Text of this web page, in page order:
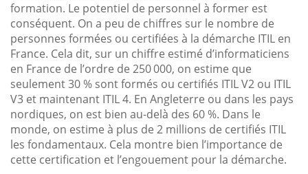
formation. Le potentiel de personnel à former est
conséquent. On a peu de chiffres sur le nombre de
personnes formées ou certifiées à la démarche ITIL en
France. Cela dit, sur un chiffre estimé d’informaticiens
en France de l’ordre de 250 000, on estime que
seulement 30 % sont formés ou certifiés ITIL V2 ou ITIL
V3 et maintenant ITIL 4. En Angleterre ou dans les pays
nordiques, on est bien au-delà des 60 %. Dans le
monde, on estime à plus de 2 millions de certifiés ITIL
les fondamentaux. Cela montre bien l’importance de
cette certification et l’engouement pour la démarche.